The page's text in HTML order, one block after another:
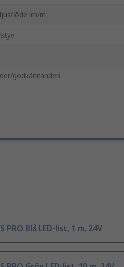
lm/m
styv
godkännanden
PRO Blå LED-list, 1 m, 24V